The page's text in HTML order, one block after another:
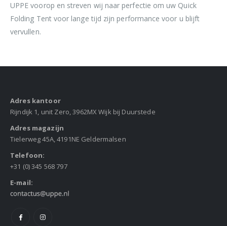
UPPE voorop en streven wij naar perfectie om uw Quick
Folding Tent voor lange tijd zijn performance voor u blijft
vervullen.
Adres kantoor
Rijndijk 1, unit Zero, 3962MX Wijk bij Duurstede
Adres magazijn
Tielerweg 45A, 4191NE Geldermalsen
Telefoon:
+31 (0) 345 568 797
E-mail: